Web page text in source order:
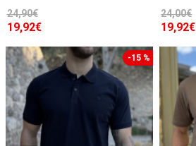
19,92€
24,90€
19,92€
24,00€
-15 %